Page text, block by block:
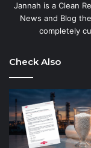
Jannah is a Clean
News and Blog
completely
Check Also